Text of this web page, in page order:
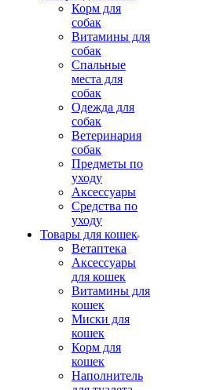
Корм для
собак
Витамины для
собак
Спальные
места для
собак
Одежда для
собак
Ветеринария
собак
Предметы по
уходу
Аксессуары
Средства по
уходу
Товары для кошек
Ветаптека
Аксессуары
для кошек
Витамины для
кошек
Миски для
кошек
Корм для
кошек
Наполнитель